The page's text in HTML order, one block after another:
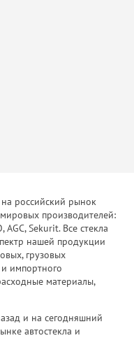
российский рынок
производителей:
AGC, Sekurit. Все стекла
нашей продукции
грузовых
и импортного
материалы,
и на сегодняшний
автостекла и